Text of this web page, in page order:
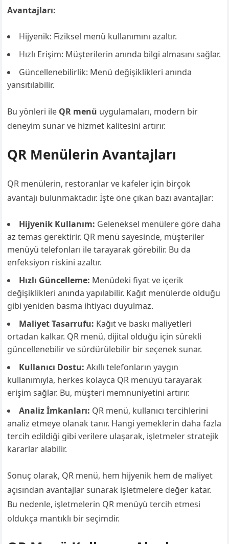
Avantajları:
Hijyenik: Fiziksel menü kullanımını azaltır.
Hızlı Erişim: Müşterilerin anında bilgi almasını sağlar.
Güncellenebilirlik: Menü değişiklikleri anında
yansıtılabilir.
Bu yönleri ile QR menü uygulamaları, modern bir
deneyim sunar ve hizmet kalitesini artırır.
QR Menülerin Avantajları
QR menülerin, restoranlar ve kafeler için birçok
avantajı bulunmaktadır. İşte öne çıkan bazı avantajlar:
Hijyenik Kullanım: Geleneksel menülere göre daha
az temas gerektirir. QR menü sayesinde, müşteriler
menüyü telefonları ile tarayarak görebilir. Bu da
enfeksiyon riskini azaltır.
Hızlı Güncelleme: Menüdeki fiyat ve içerik
değişiklikleri anında yapılabilir. Kağıt menülerde olduğu
gibi yeniden basma ihtiyacı duyulmaz.
Maliyet Tasarrufu: Kağıt ve baskı maliyetleri
ortadan kalkar. QR menü, dijital olduğu için sürekli
güncellenebilir ve sürdürülebilir bir seçenek sunar.
Kullanıcı Dostu: Akıllı telefonların yaygın
kullanımıyla, herkes kolayca QR menüyü tarayarak
erişim sağlar. Bu, müşteri memnuniyetini artırır.
Analiz İmkanları: QR menü, kullanıcı tercihlerini
analiz etmeye olanak tanır. Hangi yemeklerin daha fazla
tercih edildiği gibi verilere ulaşarak, işletmeler stratejik
kararlar alabilir.
Sonuç olarak, QR menü, hem hijyenik hem de maliyet
açısından avantajlar sunarak işletmelere değer katar.
Bu nedenle, işletmelerin QR menüyü tercih etmesi
oldukça mantıklı bir seçimdir.